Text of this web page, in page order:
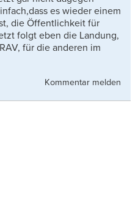
es wieder einem
die Öffentlichkeit für
folgt eben die Landung,
für die anderen im
Kommentar melden